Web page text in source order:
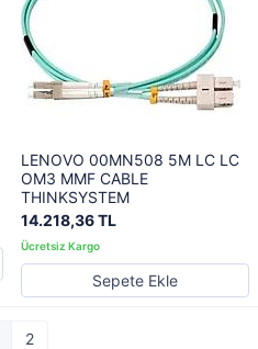
LENOVO 00MN508 5M LC LC
OM3 MMF CABLE
THINKSYSTEM
14.218,36 TL
Sepete Ekle
2